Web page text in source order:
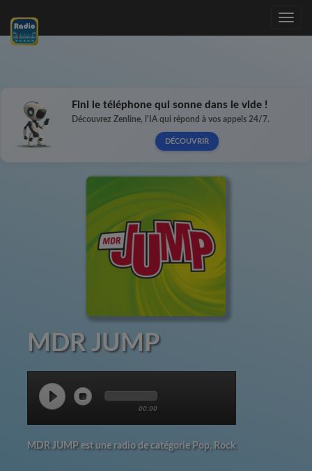
Toggle
Fini le téléphone qui sonne dans le vide !
Découvrez Zenline, l'IA qui répond à vos appels 24/7.
DÉCOUVRIR
MDR JUMP
00:00
MDR JUMP est une radio de catégorie Pop, Rock